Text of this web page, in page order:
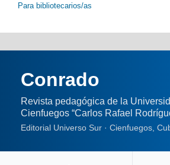
Para bibliotecarios/as
Conrado
Revista pedagógica de la
Cienfuegos “Carlos Rafael
Editorial Universo Sur · Cienfuegos,